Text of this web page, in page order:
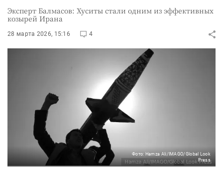
Эксперт Балмасов: Хуситы стали одним из эффективных
козырей Ирана
28 марта 2026, 15:16 4
Фото: Hamza Ali/IMAGO/Global Look
Press